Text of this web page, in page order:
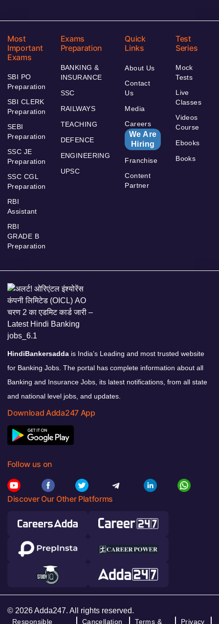
Most
Important
Exams
SBI PO
Preparation
SBI CLERK
Preparation
SEBI
Preparation
SSC JE
Preparation
SSC CGL
Preparation
RBI
Assistant
RBI
GRADE B
Preparation
Exams
Preparation
BANKING &
INSURANCE
SSC
RAILWAYS
TEACHING
DEFENCE
ENGINEERING
UPSC
Quick
Links
About Us
Contact
Us
Media
Careers
We Are
Hiring
Franchise
Content
Partner
Test
Series
Mock
Tests
Live
Classes
Videos
Course
Ebooks
Books
HindiBankersadda is India’s Leading and most trusted website
for Banking Jobs. The portal has complete information about all
Banking and Insurance Jobs, its latest notifications, from all state
and national level jobs, and updates.
Download Adda247 App
Follow us on
Discover Our Other Platforms
© 2026 Adda247. All rights reserved.
Responsible Cancellation Terms & Privacy